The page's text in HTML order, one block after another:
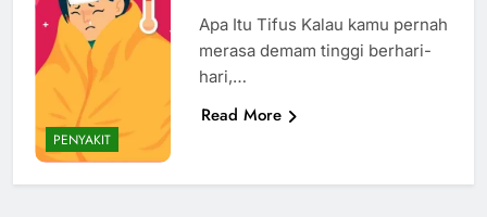
PENYAKIT
Apa Itu Tifus Kalau kamu pernah
merasa demam tinggi berhari-
hari,…
Read More